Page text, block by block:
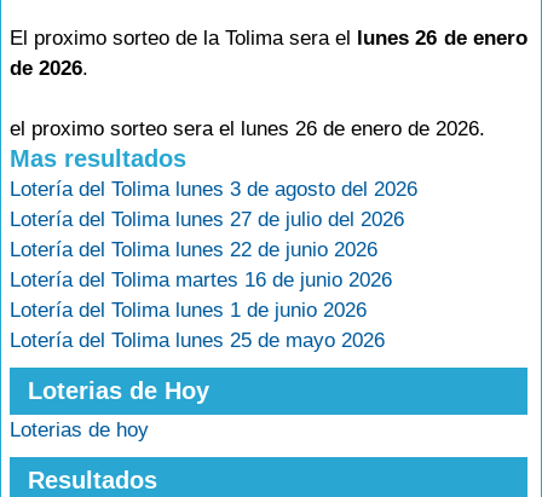
El proximo sorteo de la Tolima sera el lunes 26 de enero
de 2026.
el proximo sorteo sera el lunes 26 de enero de 2026.
Mas resultados
Lotería del Tolima lunes 3 de agosto del 2026
Lotería del Tolima lunes 27 de julio del 2026
Lotería del Tolima lunes 22 de junio 2026
Lotería del Tolima martes 16 de junio 2026
Lotería del Tolima lunes 1 de junio 2026
Lotería del Tolima lunes 25 de mayo 2026
Loterias de Hoy
Loterias de hoy
Resultados